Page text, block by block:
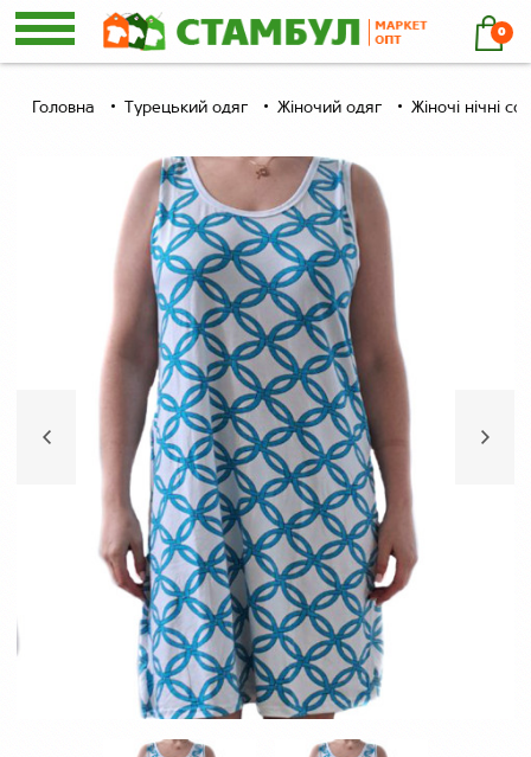
0
Головна Турецький одяг Жіночий одяг Жіночі нічні